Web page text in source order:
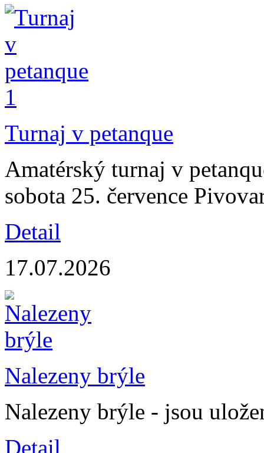
Turnaj v petanque
Amatérský turnaj v
sobota 25. července
Detail
17.07.2026
Nalezeny brýle
Nalezeny brýle - jsou
Detail